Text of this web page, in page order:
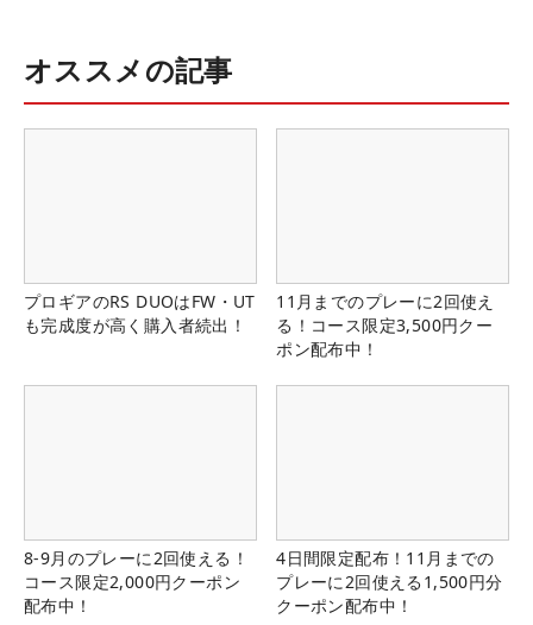
オススメの記事
プロギアのRS DUOはFW・UT
も完成度が高く購入者続出！
11月までのプレーに2回使え
る！コース限定3,500円クー
ポン配布中！
8-9月のプレーに2回使える！
コース限定2,000円クーポン
配布中！
4日間限定配布！11月までの
プレーに2回使える1,500円分
クーポン配布中！